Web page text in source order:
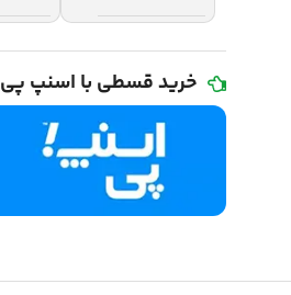
خرید قسطی با اسنپ پی